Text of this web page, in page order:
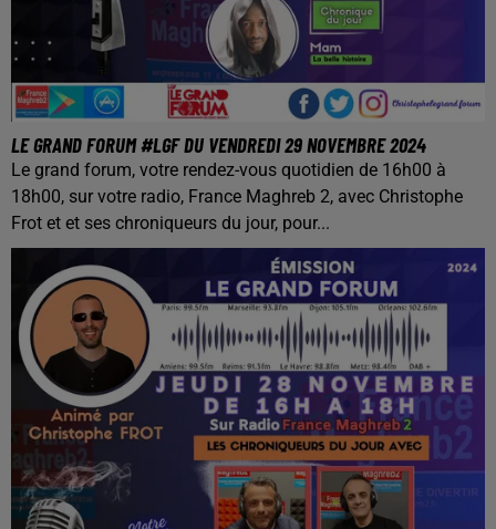
LE GRAND FORUM #LGF DU VENDREDI 29 NOVEMBRE 2024
Le grand forum, votre rendez-vous quotidien de 16h00 à
18h00, sur votre radio, France Maghreb 2, avec Christophe
Frot et et ses chroniqueurs du jour, pour...